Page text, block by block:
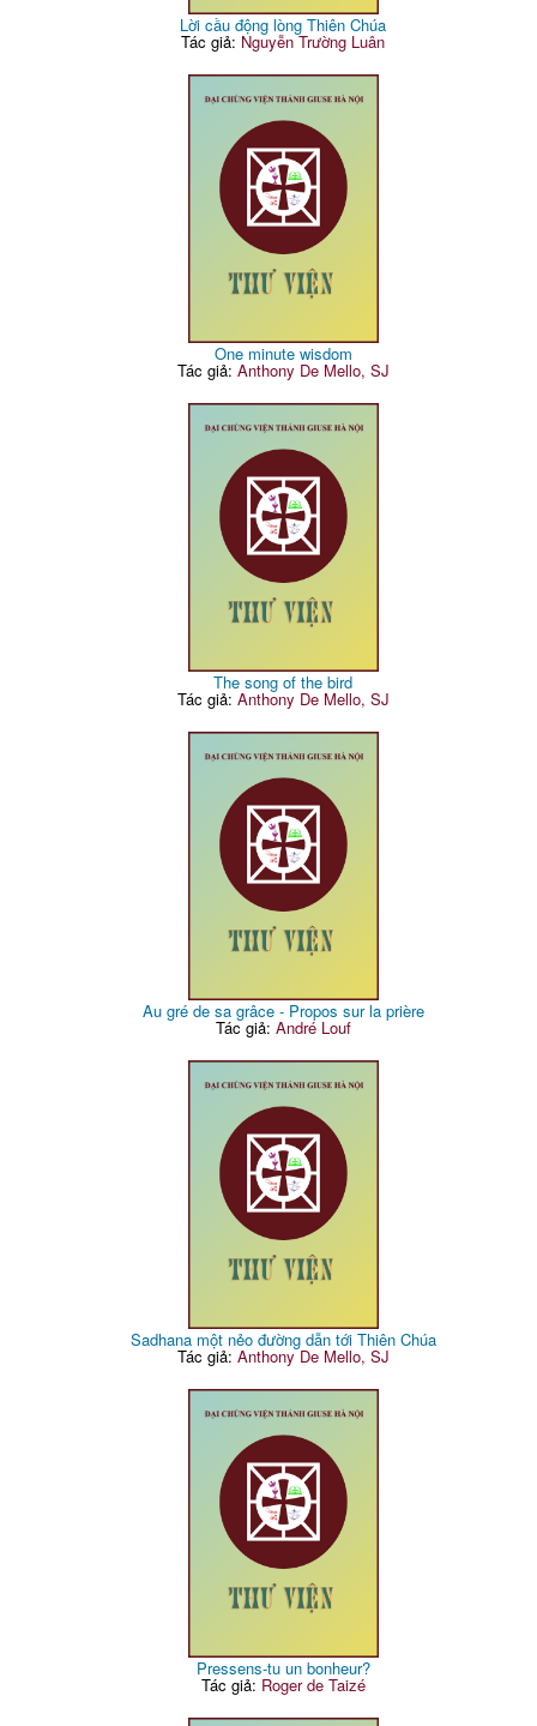
Lời cầu động lòng Thiên Chúa
Tác giả: Nguyễn Trường Luân
One minute wisdom
Tác giả: Anthony De Mello, SJ
The song of the bird
Tác giả: Anthony De Mello, SJ
Au gré de sa grâce - Propos sur la prière
Tác giả: André Louf
Sadhana một nẻo đường dẫn tới Thiên Chúa
Tác giả: Anthony De Mello, SJ
Pressens-tu un bonheur?
Tác giả: Roger de Taizé